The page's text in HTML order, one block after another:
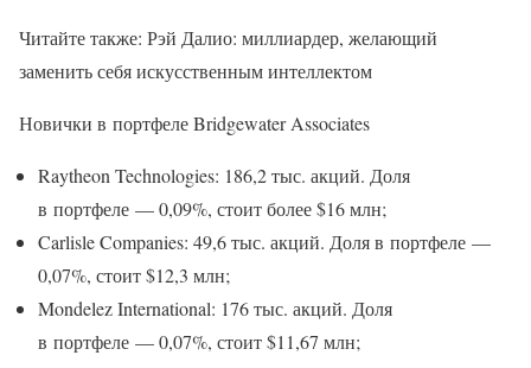
Читайте также: Рэй Далио: миллиардер, желающий
заменить себя искусственным интеллектом
Новички в портфеле Bridgewater Associates
Raytheon Technologies: 186,2 тыс. акций. Доля
в портфеле — 0,09%, стоит более $16 млн;
Carlisle Companies: 49,6 тыс. акций. Доля в портфеле —
0,07%, стоит $12,3 млн;
Mondelez International: 176 тыс. акций. Доля
в портфеле — 0,07%, стоит $11,67 млн;